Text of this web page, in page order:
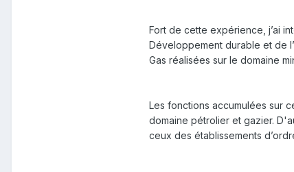
Fort de cette expérience, j’ai
Développement durable et de
Gas réalisées sur le domaine
Les fonctions accumulées sur
domaine pétrolier et gazier.
ceux des établissements